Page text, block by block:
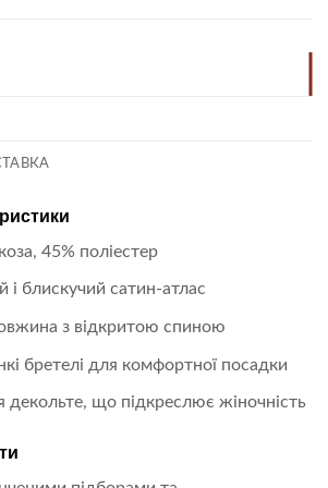
45% поліестер
і блискучий сатин-атлас
з відкритою спиною
бретелі для комфортної посадки
декольте, що підкреслює жіночність